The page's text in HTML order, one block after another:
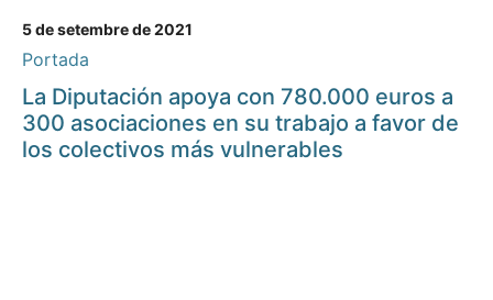
5 de setembre de 2021
Portada
La Diputación apoya con 780.000 euros a
300 asociaciones en su trabajo a favor de
los colectivos más vulnerables